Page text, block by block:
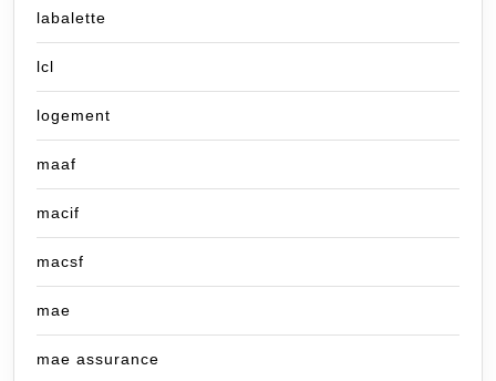
labalette
lcl
logement
maaf
macif
macsf
mae
mae assurance